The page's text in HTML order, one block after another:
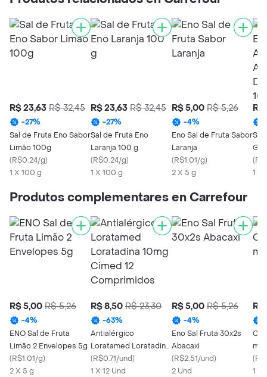
R$ 23,63 R$ 32,45
-27%
Sal de Fruta Eno Sabor
Limão 100g
(R$0.24/g)
1 X 100 g
R$ 23,63 R$ 32,45
-27%
Sal de Fruta Eno
Laranja 100 g
(R$0.24/g)
1 X 100 g
R$ 5,00 R$ 5,26
-4%
Eno Sal de Fruta Sabor
Laranja
(R$1.01/g)
2 X 5 g
R$
Sal
Da
(
1 X
Produtos complementares en Carrefour
R$ 5,00 R$ 5,26
-4%
ENO Sal de Fruta
Limão 2 Envelopes 5g
(R$1.01/g)
2 X 5 g
R$ 8,50 R$ 23,30
-63%
Antialérgico
Loratamed Loratadina
10mg Cimed 12
Comprimidos
(R$0.71/und)
1 X 12 Und
R$ 5,00 R$ 5,26
-4%
Eno Sal Fruta 30x2s
Abacaxi
(R$2.51/und)
2 Und
R$
mg
(
1 X